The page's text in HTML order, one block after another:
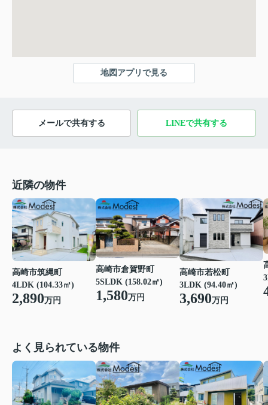
地図アプリで見る
メールで共有する LINEで共有する
近隣の物件
高崎市筑縄町
4LDK (104.33㎡)
2,890万円
高崎市倉賀野町
5SLDK (158.02㎡)
1,580万円
高崎市若松町
3LDK (94.40㎡)
3,690万円
よく見られている物件